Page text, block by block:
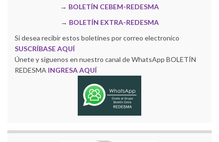
→ BOLETÍN CEBEM-REDESMA
→ BOLETÍN EXTRA-REDESMA
Si desea recibir estos boletines por correo electronico
SUSCRÍBASE AQUÍ
Únete y siguenos en nuestro canal de WhatsApp BOLETÍN
REDESMA INGRESA AQUÍ